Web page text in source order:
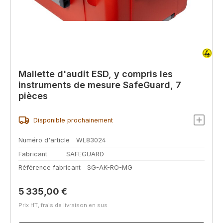
Mallette d'audit ESD, y compris les
instruments de mesure SafeGuard, 7
pièces
Disponible prochainement
Numéro d'article
WL83024
Fabricant
SAFEGUARD
Référence fabricant
SG-AK-RO-MG
Prix régulier :
5 335,00 €
Prix HT, frais de livraison en sus